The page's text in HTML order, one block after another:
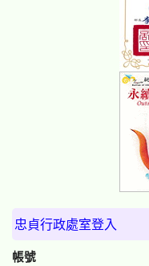
忠貞行政處室登入
帳號